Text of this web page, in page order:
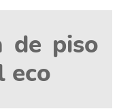
de piso
eco